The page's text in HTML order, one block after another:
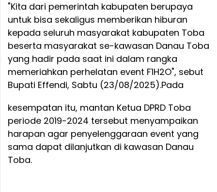
"Kita dari pemerintah kabupaten berupaya
untuk bisa sekaligus memberikan hiburan
kepada seluruh masyarakat kabupaten Toba
beserta masyarakat se-kawasan Danau Toba
yang hadir pada saat ini dalam rangka
memeriahkan perhelatan event F1H2O", sebut
Bupati Effendi, Sabtu (23/08/2025).Pada
kesempatan itu, mantan Ketua DPRD Toba
periode 2019-2024 tersebut menyampaikan
harapan agar penyelenggaraan event yang
sama dapat dilanjutkan di kawasan Danau
Toba.